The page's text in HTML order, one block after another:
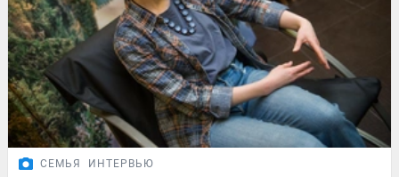
СЕМЬЯ ИНТЕРВЬЮ